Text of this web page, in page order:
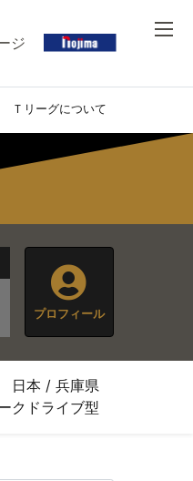
ジ
Ｔリーグについて
プロフィール
日本 / 兵庫県
クドライブ型